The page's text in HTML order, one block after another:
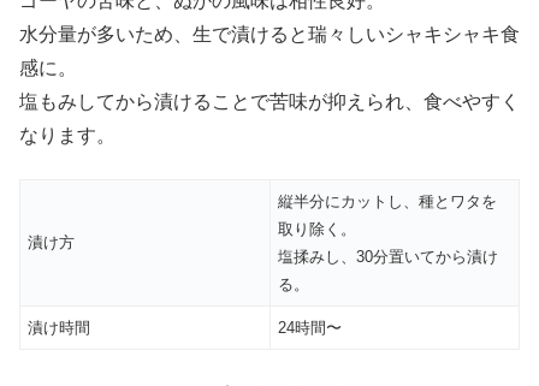
水分量が多いため、生で漬けると瑞々しいシャキシャキ食
感に。
塩もみしてから漬けることで苦味が抑えられ、食べやすく
なります。
漬け方
縦半分にカットし、種とワタを
取り除く。
塩揉みし、30分置いてから漬け
る。
漬け時間 24時間〜